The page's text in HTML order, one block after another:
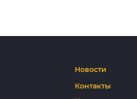
Новости
Контакты